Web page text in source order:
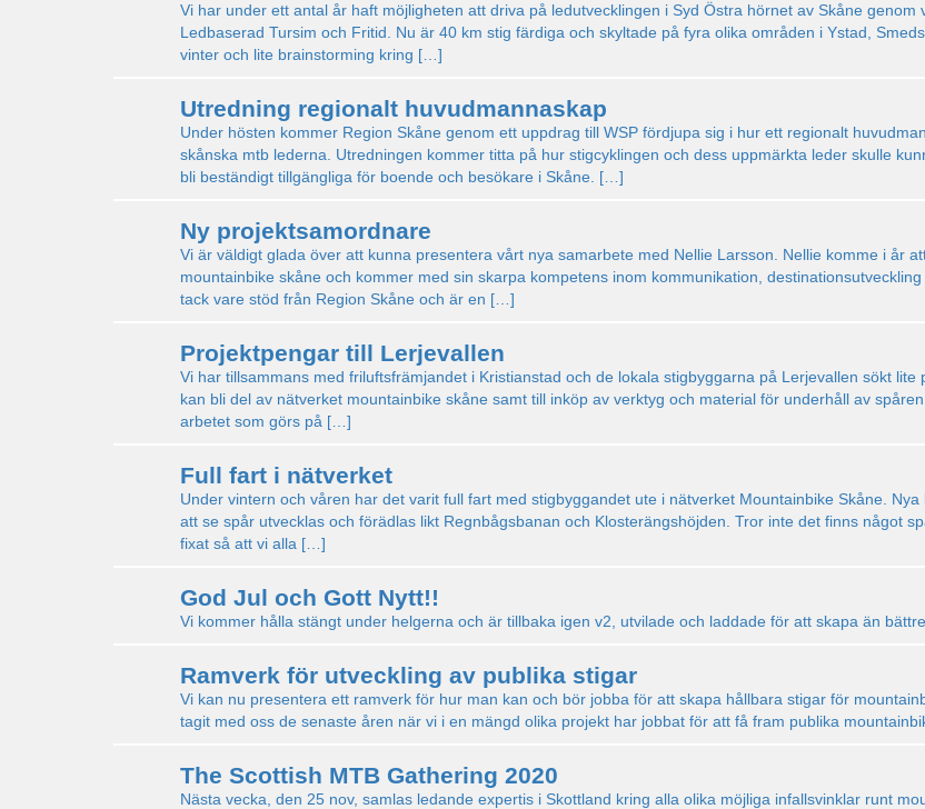
Vi har under ett antal år haft möjligheten att driva på ledutvecklingen i Syd Östra hörnet av Skåne
Ledbaserad Tursim och Fritid. Nu är 40 km stig färdiga och skyltade på fyra olika områden i Ystad,
vinter och lite brainstorming kring […]
Utredning regionalt huvudmannaskap
Under hösten kommer Region Skåne genom ett uppdrag till WSP fördjupa sig i hur ett regionalt
skånska mtb lederna. Utredningen kommer titta på hur stigcyklingen och dess uppmärkta leder skulle
bli beständigt tillgängliga för boende och besökare i Skåne. […]
Ny projektsamordnare
Vi är väldigt glada över att kunna presentera vårt nya samarbete med Nellie Larsson. Nellie komme i år
mountainbike skåne och kommer med sin skarpa kompetens inom kommunikation,
tack vare stöd från Region Skåne och är en […]
Projektpengar till Lerjevallen
Vi har tillsammans med friluftsfrämjandet i Kristianstad och de lokala stigbyggarna på Lerjevallen sökt
kan bli del av nätverket mountainbike skåne samt till inköp av verktyg och material för underhåll av
arbetet som görs på […]
Full fart i nätverket
Under vintern och våren har det varit full fart med stigbyggandet ute i nätverket Mountainbike Skåne.
att se spår utvecklas och förädlas likt Regnbågsbanan och Klosterängshöjden. Tror inte det finns något
fixat så att vi alla […]
God Jul och Gott Nytt!!
Vi kommer hålla stängt under helgerna och är tillbaka igen v2, utvilade och laddade för att skapa än
Ramverk för utveckling av publika stigar
Vi kan nu presentera ett ramverk för hur man kan och bör jobba för att skapa hållbara stigar för
tagit med oss de senaste åren när vi i en mängd olika projekt har jobbat för att få fram publika
The Scottish MTB Gathering 2020
Nästa vecka, den 25 nov, samlas ledande expertis i Skottland kring alla olika möjliga infallsvinklar runt